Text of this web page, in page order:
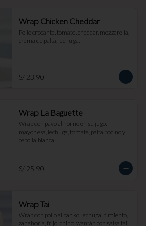
Wrap Chicken Cheddar
Pollo crocante, tomate, cheddar, mozzarella,
crema de palta, lechuga.
S/ 23.90
Wrap La Baguette
Wrap con pavo al horno en su jugo,
mayonesa, lechuga, tomate, palta, tocino y
cebolla blanca.
S/ 25.90
Wrap Tai
Wrap con pollo al panko, lechuga, pimiento,
zanahoria, frijol chino, wantán con salsa tai.